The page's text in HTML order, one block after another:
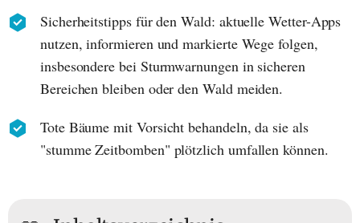
Sicherheitstipps für den Wald: aktuelle Wetter-Apps
nutzen, informieren und markierte Wege folgen,
insbesondere bei Sturmwarnungen in sicheren
Bereichen bleiben oder den Wald meiden.
Tote Bäume mit Vorsicht behandeln, da sie als
"stumme Zeitbomben" plötzlich umfallen können.